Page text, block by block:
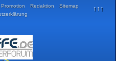
↑↑↑
Promotion Redaktion
Sitemap